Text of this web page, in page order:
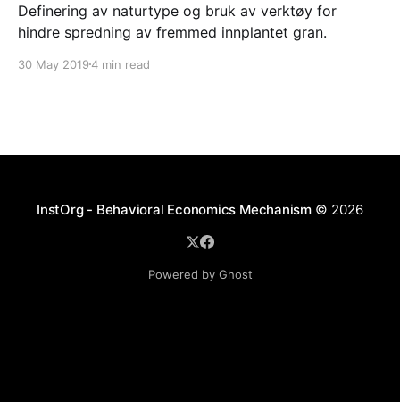
Definering av naturtype og bruk av verktøy for
hindre spredning av fremmed innplantet gran.
30 May 20194 min read
InstOrg - Behavioral Economics Mechanism © 2026
Powered by Ghost